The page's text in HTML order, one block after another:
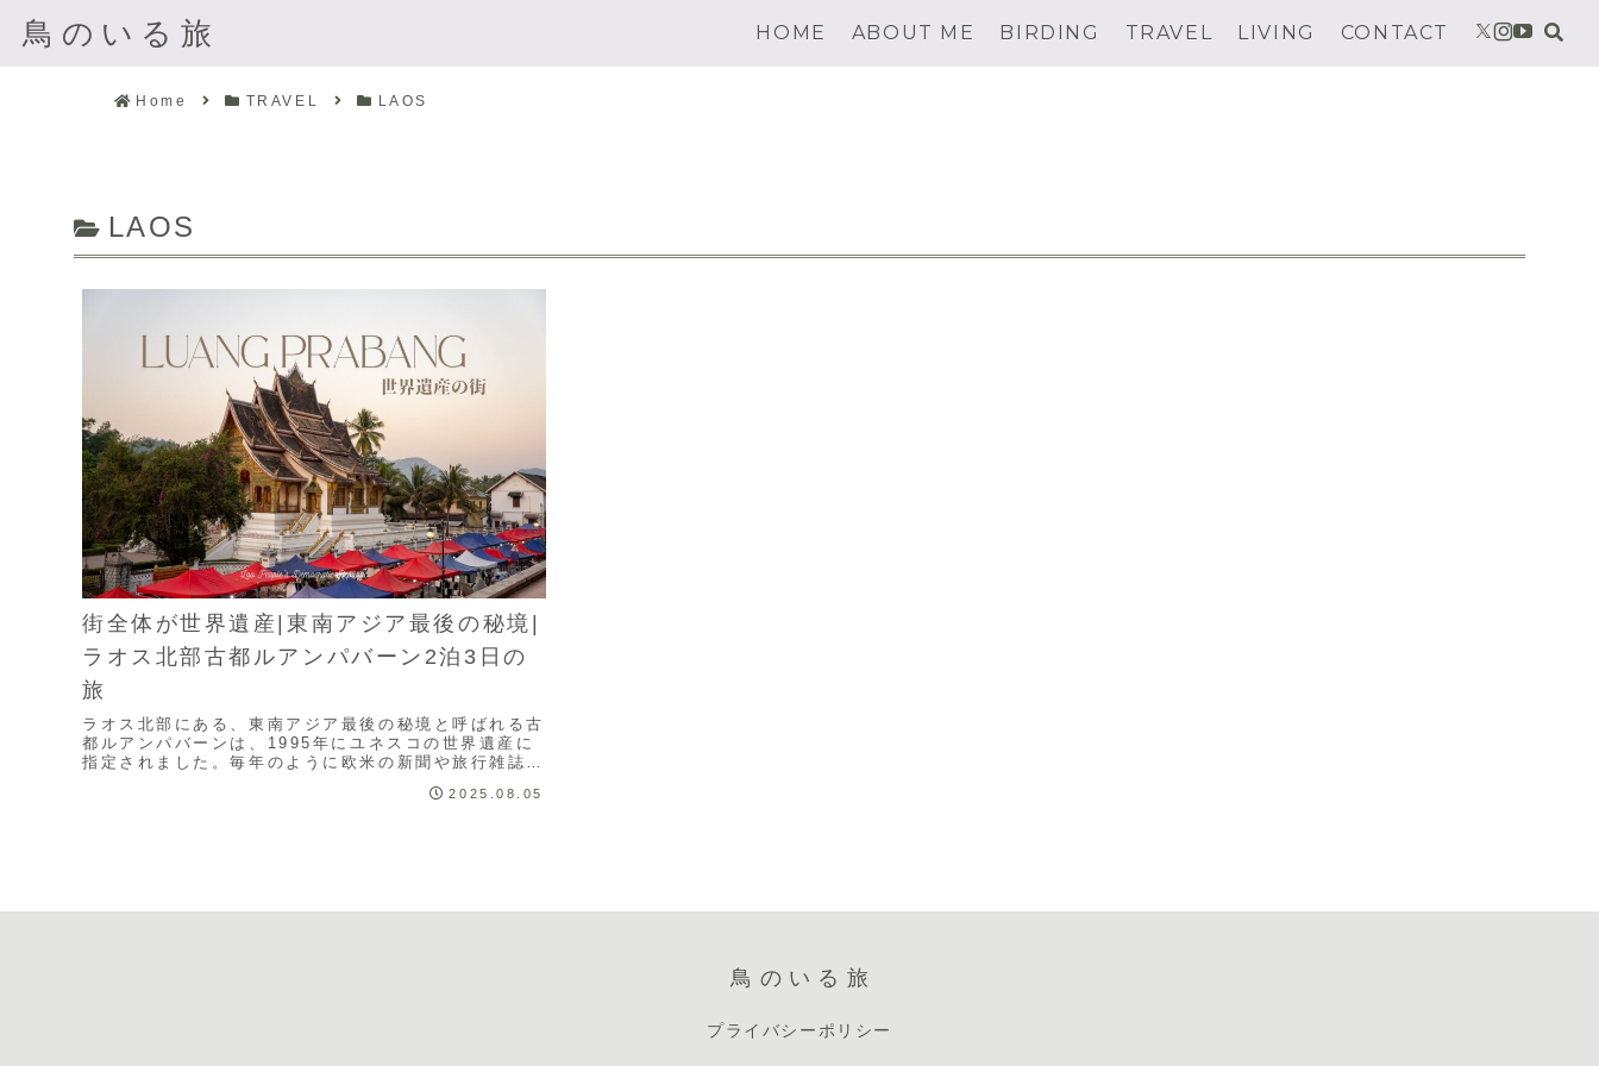
鳥のいる旅 HOME ABOUT ME BIRDING TRAVEL LIVING CONTACT
Home TRAVEL LAOS
LAOS
街全体が世界遺産|東南アジア最後の秘境|
ラオス北部古都ルアンパバーン2泊3日の
旅
ラオス北部にある、東南アジア最後の秘境と呼ばれる古
都ルアンパバーンは、1995年にユネスコの世界遺産に
指定されました。毎年のように欧米の新聞や旅行雑誌に
2025.08.05
鳥のいる旅
プライバシーポリシー